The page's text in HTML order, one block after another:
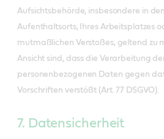
Aufsichtsbehörde, insbesondere in
Aufenthaltsorts, Ihres Arbeitsplatzes
mutmaßlichen Verstoßes, geltend zu
Ansicht sind, dass die Verarbeitung
personenbezogenen Daten gegen
Vorschriften verstößt (Art. 77 DSGVO).
7. Datensicherheit